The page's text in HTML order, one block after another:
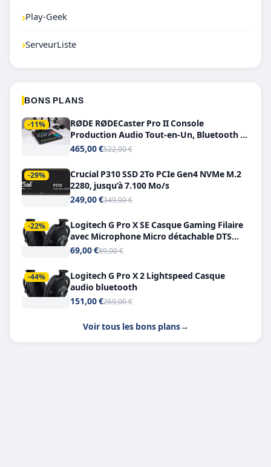
›Play-Geek
›ServeurListe
BONS PLANS
-11%
RØDE RØDECaster Pro II Console
Production Audio Tout-en-Un, Bluetooth et
Double USB-C
465,00 €522,00 €
-29%
Crucial P310 SSD 2To PCIe Gen4 NVMe M.2
2280, jusqu’à 7.100 Mo/s
249,00 €349,00 €
-22%
Logitech G Pro X SE Casque Gaming Filaire
avec Microphone Micro détachable DTS
Headphone X 7.1
69,00 €89,00 €
-44%
Logitech G Pro X 2 Lightspeed Casque
audio bluetooth
151,00 €269,00 €
Voir tous les bons plans→